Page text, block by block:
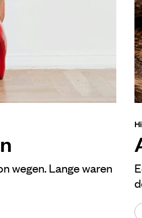
wegen. Lange waren